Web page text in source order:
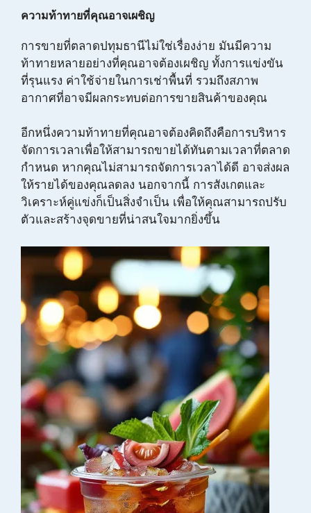
ความท้าทายที่คุณอาจเผชิญ
การขายที่ตลาดปทุมธานีไม่ใช่เรื่องง่าย มันมีความ
ท้าทายหลายอย่างที่คุณอาจต้องเผชิญ ทั้งการแข่งขัน
ที่รุนแรง ค่าใช้จ่ายในการเช่าพื้นที่ รวมถึงสภาพ
อากาศที่อาจมีผลกระทบต่อการขายสินค้าของคุณ
อีกหนึ่งความท้าทายที่คุณอาจต้องคิดถึงคือการบริหาร
จัดการเวลาเพื่อให้สามารถขายได้ทันตามเวลาที่ตลาด
กำหนด หากคุณไม่สามารถจัดการเวลาได้ดี อาจส่งผล
ให้รายได้ของคุณลดลง นอกจากนี้ การสังเกตและ
วิเคราะห์คู่แข่งก็เป็นสิ่งจำเป็น เพื่อให้คุณสามารถปรับ
ตัวและสร้างจุดขายที่น่าสนใจมากยิ่งขึ้น